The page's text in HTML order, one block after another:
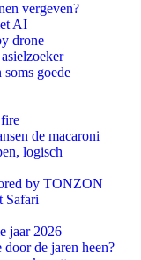
vergeven?
AI
drone
goede
de macaroni
logisch
by TONZON
Safari
jaar 2026
de jaren heen?